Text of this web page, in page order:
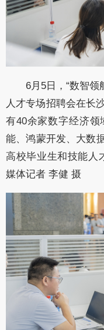
6月5日，“数智
人才专场招聘会在长
有40余家数字经济
能、鸿蒙开发、大数
高校毕业生和技能人
媒体记者 李健 摄